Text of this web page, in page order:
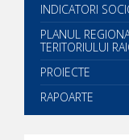
INDICATORI
PLANUL
TERITORIULUI
PROIECTE
RAPOARTE